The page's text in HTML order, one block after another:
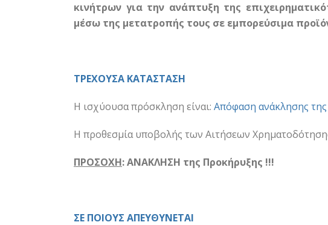
κινήτρων για την ανάπτυξη της
μέσω της μετατροπής τους σε εμπορεύσιμα
ΤΡΕΧΟΥΣΑ ΚΑΤΑΣΤΑΣΗ
Η ισχύουσα πρόσκληση είναι: Απόφαση ανάκλησης
Η προθεσμία υποβολής των Αιτήσεων
ΠΡΟΣΟΧΗ: ΑΝΑΚΛΗΣΗ της Προκήρυξης !!!
ΣΕ ΠΟΙΟΥΣ ΑΠΕΥΘΥΝΕΤΑΙ